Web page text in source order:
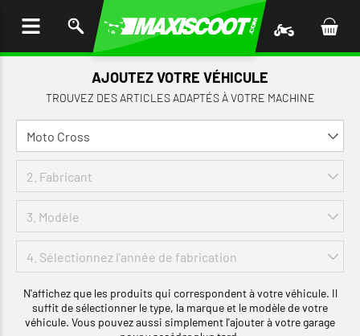
AJOUTEZ VOTRE VÉHICULE
TROUVEZ DES ARTICLES ADAPTÉS À VOTRE MACHINE
N'affichez que les produits qui correspondent à votre véhicule. Il
suffit de sélectionner le type, la marque et le modèle de votre
véhicule. Vous pouvez aussi simplement l'ajouter à votre garage